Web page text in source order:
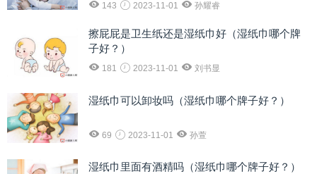
143 2023-11-01 孙耀睿
擦屁屁是卫生纸还是湿纸巾好（湿纸巾哪个牌
子好？）
181 2023-11-01 刘书显
湿纸巾可以卸妆吗（湿纸巾哪个牌子好？）
69 2023-11-01 孙萱
湿纸巾里面有酒精吗（湿纸巾哪个牌子好？）